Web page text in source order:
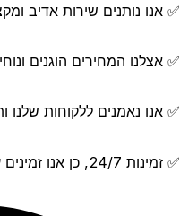
✅ אנו נותנים שירות אדיב
✅ אצלנו המחירים הוגנים
✅ אנו נאמנים ללקוחות שלנו
✅ זמינות 24/7, כן אנו זמינים עבורכם בכל רגע נתון.